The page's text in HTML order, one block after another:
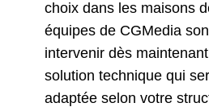
choix dans les maisons
équipes de CGMedia
intervenir dès
solution technique qui
adaptée selon votre